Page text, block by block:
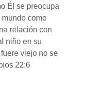
Él se preocupa
como
relación con
niño en su
viejo no se
22:6